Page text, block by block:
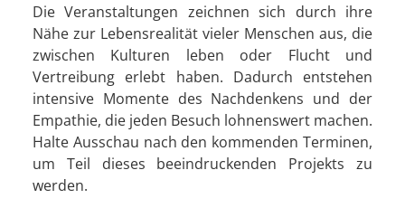
Die Veranstaltungen zeichnen sich durch ihre
Nähe zur Lebensrealität vieler Menschen aus, die
zwischen Kulturen leben oder Flucht und
Vertreibung erlebt haben. Dadurch entstehen
intensive Momente des Nachdenkens und der
Empathie, die jeden Besuch lohnenswert machen.
Halte Ausschau nach den kommenden Terminen,
um Teil dieses beeindruckenden Projekts zu
werden.